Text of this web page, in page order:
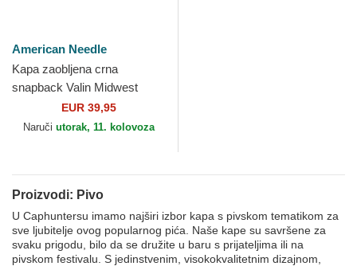
American Needle
Kapa zaobljena crna
snapback Valin Midwest
Social Club American Needle
EUR 39,95
Naruči utorak, 11. kolovoza
Proizvodi: Pivo
U Caphuntersu imamo najširi izbor kapa s pivskom tematikom za
sve ljubitelje ovog popularnog pića. Naše kape su savršene za
svaku prigodu, bilo da se družite u baru s prijateljima ili na
pivskom festivalu. S jedinstvenim, visokokvalitetnim dizajnom,